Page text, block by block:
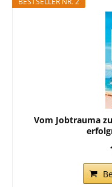
Vom Jobtrauma